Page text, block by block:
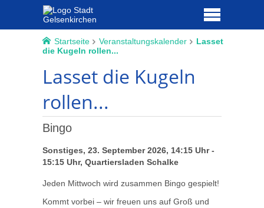
Startseite Veranstaltungskalender
Lasset
die Kugeln rollen...
Lasset die Kugeln
rollen...
Bingo
Sonstiges, 23. September 2026, 14:15 Uhr -
15:15 Uhr, Quartiersladen Schalke
Jeden Mittwoch wird zusammen Bingo gespielt!
Kommt vorbei – wir freuen uns auf Groß und